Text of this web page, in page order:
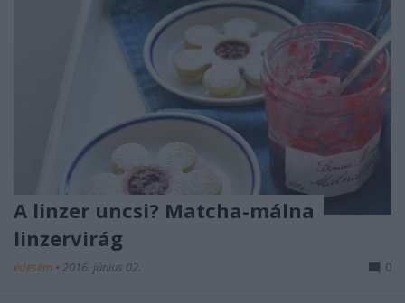
A linzer uncsi? Matcha-málna
linzervirág
édesem • 2016. június 02. 0